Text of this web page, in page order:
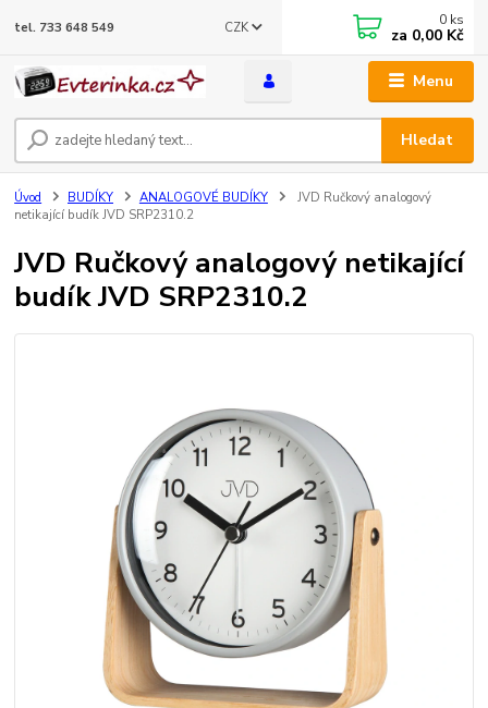
Menu
CZK
Hledat
tel. 733 648 549 0 ks
za 0,00 Kč
Úvod BUDÍKY ANALOGOVÉ BUDÍKY
JVD Ručkový analogový
netikající budík JVD SRP2310.2
JVD Ručkový analogový netikající
budík JVD SRP2310.2